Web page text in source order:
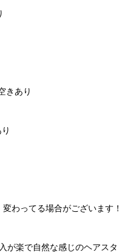
きあり
わってる場合がございます！
が楽で自然な感じのヘアスタ